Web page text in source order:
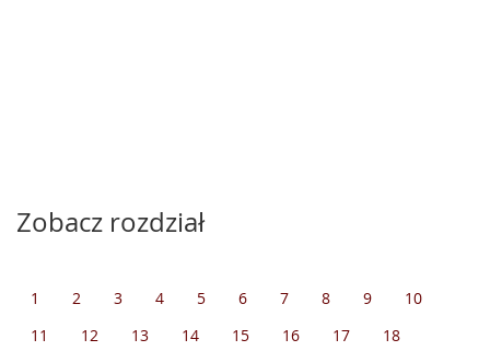
Zobacz rozdział
1 2 3 4 5 6 7 8 9
10
11
12 13 14 15 16 17
18